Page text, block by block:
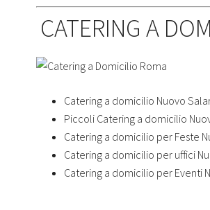
CATERING A
Catering a domicilio Nuovo
Piccoli Catering a domicilio
Catering a domicilio per Feste
Catering a domicilio per uffici
Catering a domicilio per Eventi